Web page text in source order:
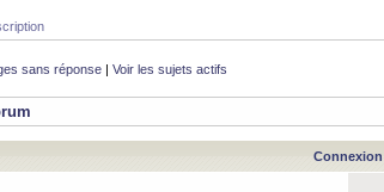
sans réponse | Voir les sujets actifs
Connexion